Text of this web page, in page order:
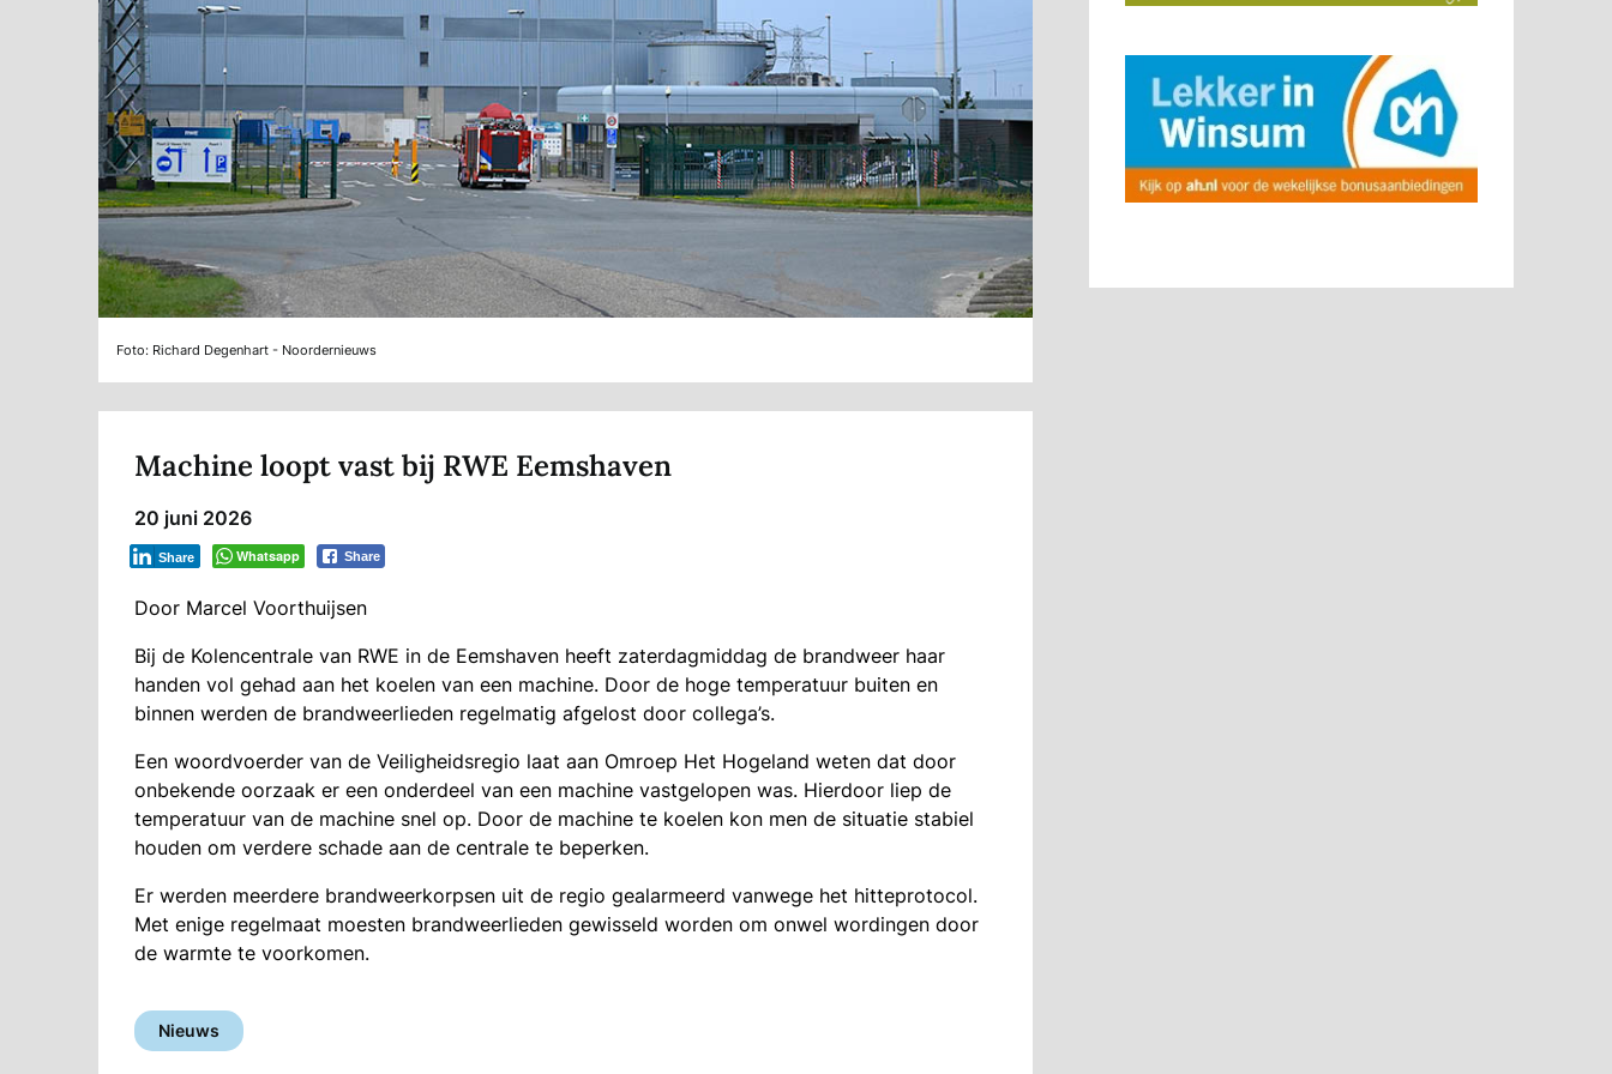
Foto: Richard Degenhart - Noordernieuws
Machine loopt vast bij RWE Eemshaven
20 juni 2026
Whatsapp Share
Share
Door Marcel Voorthuijsen
Bij de Kolencentrale van RWE in de Eemshaven heeft zaterdagmiddag de brandweer haar
handen vol gehad aan het koelen van een machine. Door de hoge temperatuur buiten en
binnen werden de brandweerlieden regelmatig afgelost door collega’s.
Een woordvoerder van de Veiligheidsregio laat aan Omroep Het Hogeland weten dat door
onbekende oorzaak er een onderdeel van een machine vastgelopen was. Hierdoor liep de
temperatuur van de machine snel op. Door de machine te koelen kon men de situatie stabiel
houden om verdere schade aan de centrale te beperken.
Er werden meerdere brandweerkorpsen uit de regio gealarmeerd vanwege het hitteprotocol.
Met enige regelmaat moesten brandweerlieden gewisseld worden om onwel wordingen door
de warmte te voorkomen.
Nieuws